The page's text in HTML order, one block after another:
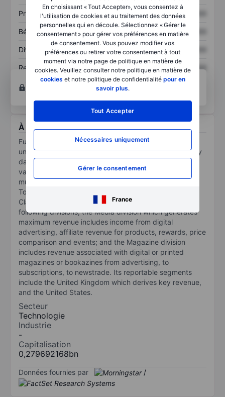
En choisissant « Tout Accepter», vous consentez à
l'utilisation de cookies et au traitement des données
personnelles qui en découle. Sélectionnez « Gérer le
consentement » pour gérer vos préférences en matière
de consentement. Vous pouvez modifier vos
préférences ou retirer votre consentement à tout
moment via notre page de politique en matière de
cookies. Veuillez consulter notre politique en matière de
cookies et notre politique de confidentialité pour en
savoir plus.
Tout Accepter
Nécessaires uniquement
Gérer le consentement
France
Prix / ventes XXXXXXX XXXXXXX
Bénéfice par action XXXXXXX XXXXXXX
Dividende par action XXXXXXX XXXXXXX
Rendement des
capitaux propres
XXXXXXX
XXXXXXX
Ouvrir un compte pour accéder à d’autres outils
techniques et d’analyses.
À propos Future Plc
Future PLC is a platform for specialist media
underpinned by proprietary technology and enabled by
data, with diversified revenue streams. It focuses on
various areas which include technology, games, films,
music, and photography under brands such as Louder,
Tom's Guide, PC Gamer, Digital Camera World, Marie
Claire, and others. The company functions through the
following divisions; the Media division which generates
maximum revenue includes income from digital
advertising, affiliate revenue for products, rewards, price
comparison and events; and the Magazine division
includes revenue associated with digital or printed
magazines or bookazines from advertising, to
subscriptions, to newstrade. Its reportable segments
include the United Kingdom which derives key revenue,
and the United States.
Secteur
Technologie
Industrie
-
Capitalisation
0,279692168bn
Données fournies par /